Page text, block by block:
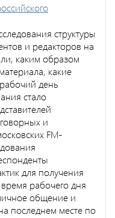
структуры
и редакторов на
каким образом
какие
день
стало
и
FM-
для получения
рабочего дня
общение и
последнем месте по